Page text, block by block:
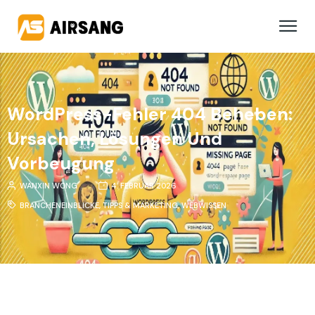
WordPress-Fehler 404 Beheben:
Ursachen, Lösungen Und
Vorbeugung
WANXIN WONG
4. FEBRUAR 2026
BRANCHENEINBLICKE,TIPPS & MARKETING,WEBWISSEN